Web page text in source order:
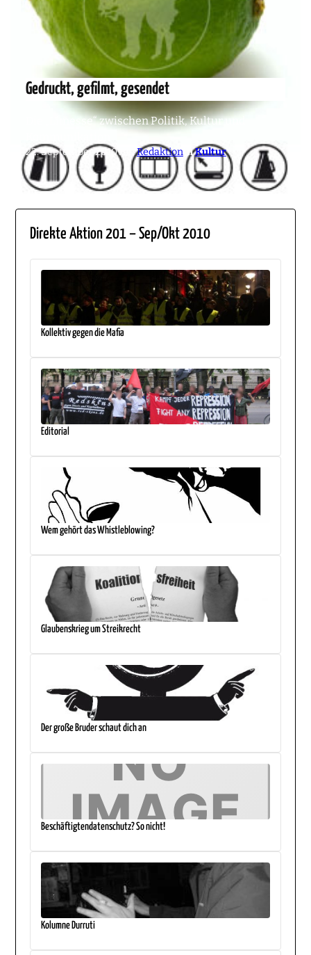
Gedruckt, gefilmt, gesendet
Die „Limesse“ zwischen Politik, Kultur und
22. September 2010vonRedaktioninKultur
Direkte Aktion 201 – Sep/Okt 2010
Kollektiv gegen die Mafia
Editorial
Wem gehört das Whistleblowing?
Glaubenskrieg um Streikrecht
Der große Bruder schaut dich an
Beschäftigtendatenschutz? So nicht!
Kolumne Durruti